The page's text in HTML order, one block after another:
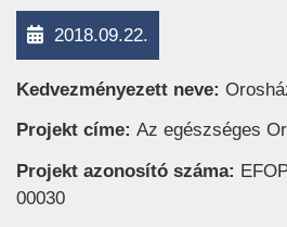
2018.09.22.
Kedvezményezett neve:
Projekt címe: Az egészséges
Projekt azonosító száma:
00030